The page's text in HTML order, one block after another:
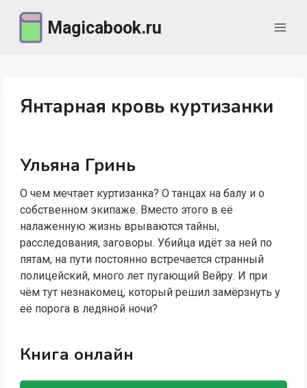
содержимому
Magicabook.ru
Янтарная кровь куртизанки
Ульяна Гринь
О чем мечтает куртизанка? О танцах на балу и о
собственном экипаже. Вместо этого в её
налаженную жизнь врываются тайны,
расследования, заговоры. Убийца идёт за ней по
пятам, на пути постоянно встречается странный
полицейский, много лет пугающий Вейру. И при
чём тут незнакомец, который решил замёрзнуть у
её порога в ледяной ночи?
Книга онлайн